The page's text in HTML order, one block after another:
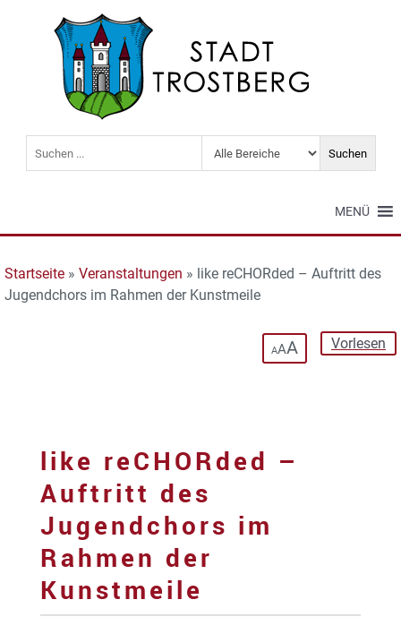
MENÜ
Startseite » Veranstaltungen » like reCHORded – Auftritt des
Jugendchors im Rahmen der Kunstmeile
Vorlesen
AAA
like reCHORded –
Auftritt des
Jugendchors im
Rahmen der
Kunstmeile